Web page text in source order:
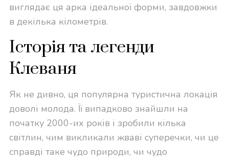
виглядає ця арка ідеальної форми, завдовжки
в декілька кілометрів.
Історія та легенди
Клеваня
Як не дивно, ця популярна туристична локація
доволі молода. Її випадково знайшли на
початку 2000-их років і зробили кілька
світлин, чим викликали жваві суперечки, чи це
справді таке чудо природи, чи чудо